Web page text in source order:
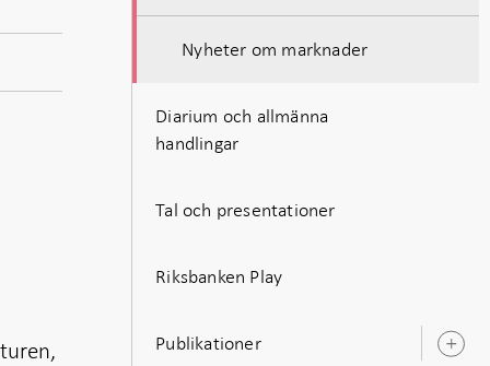
Nyheter om marknader
Diarium och allmänna
handlingar
Tal och presentationer
Riksbanken Play
Publikationer